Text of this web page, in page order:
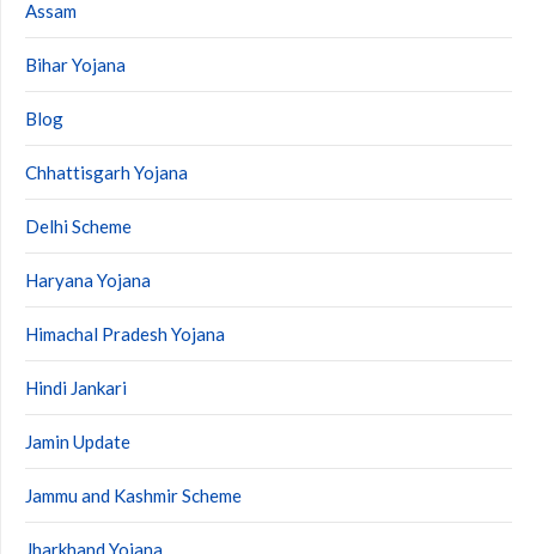
Assam
Bihar Yojana
Blog
Chhattisgarh Yojana
Delhi Scheme
Haryana Yojana
Himachal Pradesh Yojana
Hindi Jankari
Jamin Update
Jammu and Kashmir Scheme
Jharkhand Yojana